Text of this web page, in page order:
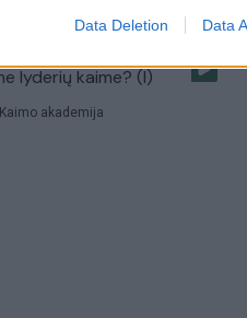
Data Deletion Data
lyderių kaime? (I)
Kaimo akademija